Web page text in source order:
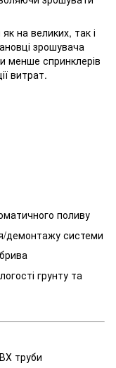
на великих, так і
зрошувача
менше спринклерів
витрат.
поливу
демонтажу системи
грунту та
труби